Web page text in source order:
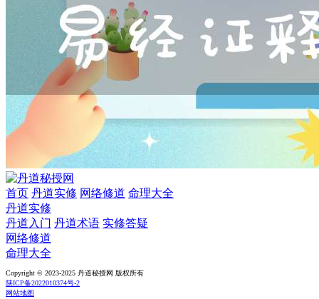
首页 丹道实修 网络修道 命理大全
丹道实修
丹道入门 丹道术语 实修答疑
网络修道
命理大全
Copyright © 2023-2025 丹道秘授网 版权所有
陕ICP备2022010374号-2
网站地图